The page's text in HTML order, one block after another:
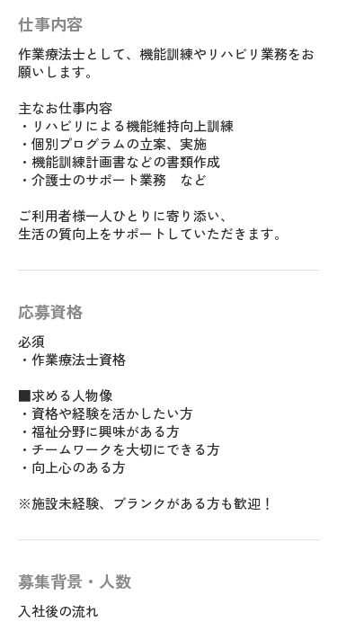
仕事内容
作業療法士として、機能訓練やリハビリ業務をお
願いします。
主なお仕事内容
・リハビリによる機能維持向上訓練
・個別プログラムの立案、実施
・機能訓練計画書などの書類作成
・介護士のサポート業務 など
ご利用者様一人ひとりに寄り添い、
生活の質向上をサポートしていただきます。
応募資格
必須
・作業療法士資格
■求める人物像
・資格や経験を活かしたい方
・福祉分野に興味がある方
・チームワークを大切にできる方
・向上心のある方
※施設未経験、ブランクがある方も歓迎！
募集背景・人数
入社後の流れ